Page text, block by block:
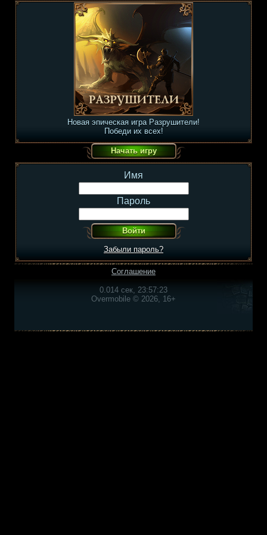
Новая эпическая игра Разрушители!
Победи их всех!
Имя
Пароль
Забыли пароль?
Соглашение
0.014 сек, 23:57:23
Overmobile © 2026, 16+